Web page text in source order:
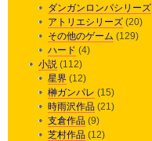
ダンガンロンパシリーズ
アトリエシリーズ (20)
その他のゲーム (129)
ハード (4)
小説 (112)
星界 (12)
榊ガンパレ (15)
時雨沢作品 (21)
支倉作品 (9)
芝村作品 (12)